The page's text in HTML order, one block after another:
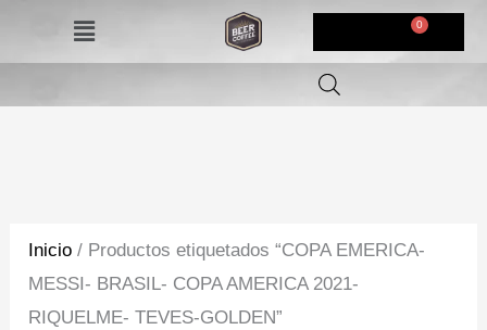
Menú
Inicio / Productos etiquetados “COPA EMERICA-
MESSI- BRASIL- COPA AMERICA 2021-
RIQUELME- TEVES-GOLDEN”